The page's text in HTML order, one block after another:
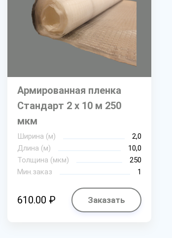
Армированная пленка
Стандарт 2 х 10 м 250
мкм
Ширина (м)
2,0
Длина (м)
10,0
Толщина (мкм)
250
Мин.заказ
1
610.00 ₽ Заказать